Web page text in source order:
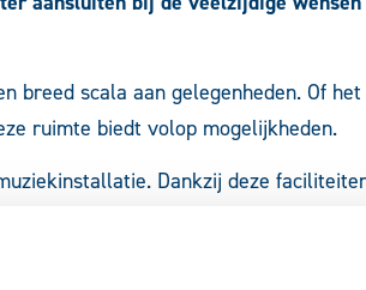
scala aan gelegenheden. Of
ruimte biedt volop mogelijkheden.
Dankzij deze